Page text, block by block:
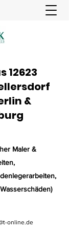
12623
&
Maler &
,
online.de